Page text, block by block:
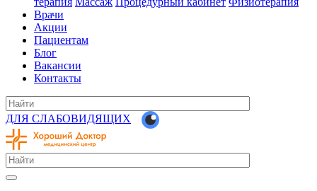
Врачи
Акции
Пациентам
Блог
Вакансии
Контакты
ДЛЯ СЛАБОВИДЯЩИХ